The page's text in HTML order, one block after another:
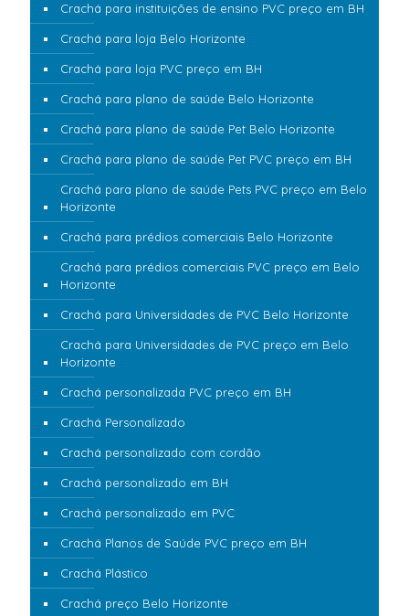
Crachá para instituições de ensino PVC preço em BH
Crachá para loja Belo Horizonte
Crachá para loja PVC preço em BH
Crachá para plano de saúde Belo Horizonte
Crachá para plano de saúde Pet Belo Horizonte
Crachá para plano de saúde Pet PVC preço em BH
Crachá para plano de saúde Pets PVC preço em Belo
Horizonte
Crachá para prédios comerciais Belo Horizonte
Crachá para prédios comerciais PVC preço em Belo
Horizonte
Crachá para Universidades de PVC Belo Horizonte
Crachá para Universidades de PVC preço em Belo
Horizonte
Crachá personalizada PVC preço em BH
Crachá Personalizado
Crachá personalizado com cordão
Crachá personalizado em BH
Crachá personalizado em PVC
Crachá Planos de Saúde PVC preço em BH
Crachá Plástico
Crachá preço Belo Horizonte